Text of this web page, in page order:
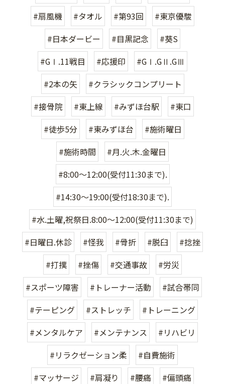
#扇風機
#タオル #第93回
#東京優駿
#日本ダービー
#目黒記念
#葵S
#GⅠ.11戦目
#応援印
#GⅠ.GⅡ.GⅢ
#2本の矢
#クラシックコンプリート
#接骨院
#東上線 #みずほ台駅
#東口
#徒歩5分
#東みずほ台
#施術曜日
#施術時間
#月.火.木.金曜日
#8:00〜12:00(受付11:30まで).
#14:30〜19:00(受付18:30まで).
#水.土曜,祝祭日.8:00〜12:00(受付11:30まで)
#日曜日.休診
#怪我 #骨折 #脱臼
#捻挫
#打撲
#挫傷 #交通事故
#労災
#スポーツ障害
#トレーナー活動
#試合帯同
#テーピング
#ストレッチ
#トレーニング
#メンタルケア
#メンテナンス
#リハビリ
#リラクゼーション柔
#自費施術
#マッサージ
#肩凝り #腰痛
#偏頭痛